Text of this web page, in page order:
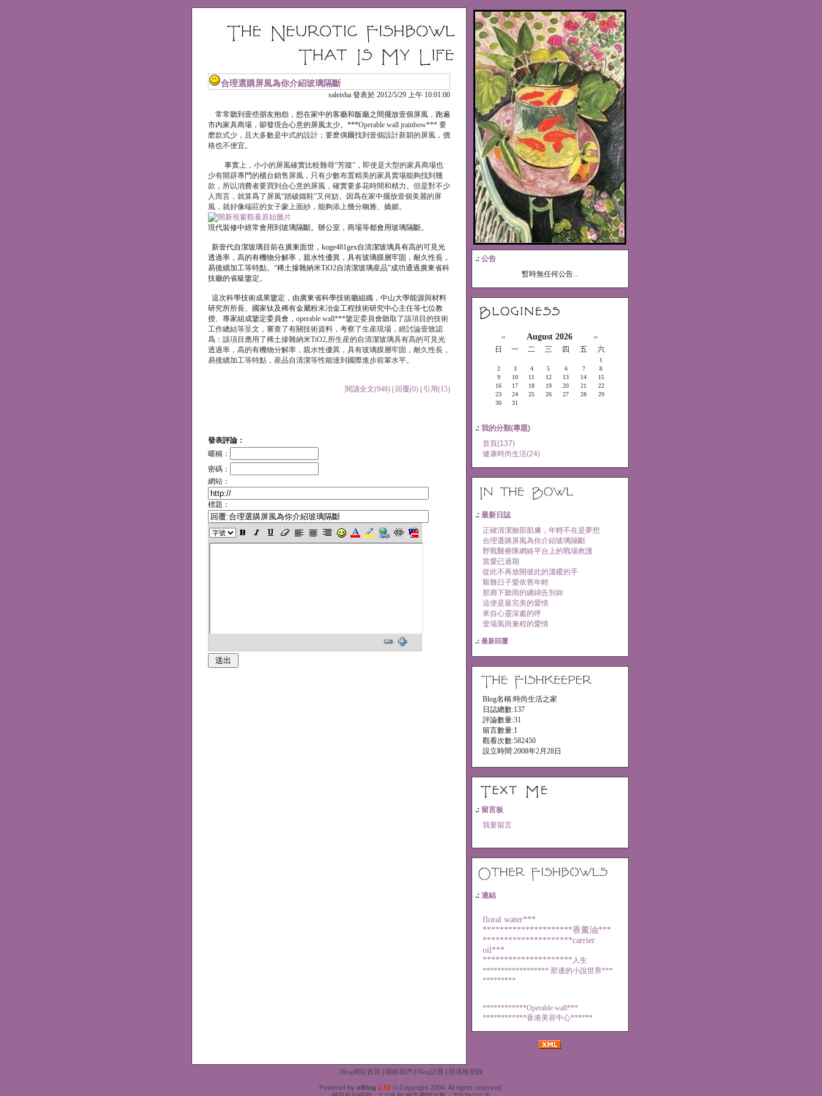
合理選購屏風為你介紹玻璃隔斷
saleisha 發表於 2012/5/29 上午 10:01:00
常常聽到壹些朋友抱怨，想在家中的客廳和飯廳之間擺放壹個屏風，跑遍
市內家具商場，卻發現合心意的屏風太少。***Operable wall jrainbow*** 要
麽款式少，且大多數是中式的設計；要麽偶爾找到壹個設計新穎的屏風，價
格也不便宜。
事實上，小小的屏風確實比較難尋“芳蹤”，即使是大型的家具商場也
少有開辟專門的櫃台銷售屏風，只有少數布置精美的家具賣場能夠找到幾
款，所以消費者要買到合心意的屏風，確實要多花時間和精力。但是對不少
人而言，就算爲了屏風“踏破鐵鞋”又何妨。因爲在家中擺放壹個美麗的屏
風，就好像端莊的女子蒙上面紗，能夠添上幾分幽雅、嬌媚。
現代裝修中經常會用到玻璃隔斷。辦公室，商場等都會用玻璃隔斷。
新壹代自潔玻璃目前在廣東面世，koge481gex自清潔玻璃具有高的可見光
透過率，高的有機物分解率，親水性優異，具有玻璃膜層牢固，耐久性長，
易後續加工等特點。“稀土摻雜納米TiO2自清潔玻璃産品”成功通過廣東省科
技廳的省級鑒定。
這次科學技術成果鑒定，由廣東省科學技術廳組織，中山大學能源與材料
研究所所長、國家钛及稀有金屬粉末冶金工程技術研究中心主任等七位教
授、專家組成鑒定委員會， operable wall***鑒定委員會聽取了該項目的技術
工作總結等呈文，審查了有關技術資料，考察了生産現場，經討論壹致認
爲：該項目應用了稀土摻雜納米TiO2,所生産的自清潔玻璃具有高的可見光
透過率，高的有機物分解率，親水性優異，具有玻璃膜層牢固，耐久性長，
易後續加工等特點，産品自清潔等性能達到國際進步前輩水平。
閱讀全文(948)| 回覆(0)| 引用(15)
發表評論：
暱稱：
密碼：
網站：
標題：
.: 公告
暫時無任何公告...
« August 2026 »
日 一 二 三 四 五 六
1
2
3 4 5 6 7
8
9
10 11 12 13 14
15
16
17 18 19 20 21
22
23
24 25 26 27 28
29
30
31
.: 我的分類(專題)
首頁(137)
健康時尚生活(24)
.: 最新日誌
正確清潔臉部肌膚，年輕不在是夢想
合理選購屏風為你介紹玻璃隔斷
野戰醫療隊網絡平台上的戰場救護
當愛已過期
從此不再放開彼此的溫暖的手
艱難日子愛依舊年輕
那廊下聽雨的纏綿告別妳
這便是最完美的愛情
來自心靈深處的呼
壹場風雨兼程的愛情
.: 最新回覆
Blog名稱:時尚生活之家
日誌總數:137
評論數量:31
留言數量:1
觀看次數:582450
設立時間:2008年2月28日
.: 留言板
我要留言
.: 連結
floral water***
*********************香薰油***
*********************carrier
oil***
********************* 人生
****************** 那邊的小說世界***
*********
************Operable wall***
************香港美容中心******
Blog網站首頁 | 聯絡我們 | Blog註冊 | 部落格登錄
Powered by oBlog 2.52 © Copyright 2004. All rights reserved.